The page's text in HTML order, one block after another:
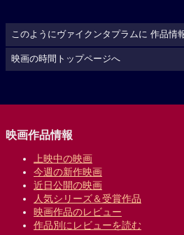
このようにヴァイクンタプラムに 作品情
映画の時間トップページへ
映画作品情報
上映中の映画
今週の新作映画
近日公開の映画
人気シリーズ＆受賞作品
映画作品のレビュー
作品別にレビューを読む